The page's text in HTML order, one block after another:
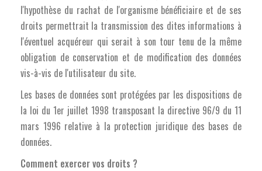
l'hypothèse du rachat de l'organisme bénéficiaire et de ses
droits permettrait la transmission des dites informations à
l'éventuel acquéreur qui serait à son tour tenu de la même
obligation de conservation et de modification des données
vis-à-vis de l'utilisateur du site.
Les bases de données sont protégées par les dispositions de
la loi du 1er juillet 1998 transposant la directive 96/9 du 11
mars 1996 relative à la protection juridique des bases de
données.
Comment exercer vos droits ?